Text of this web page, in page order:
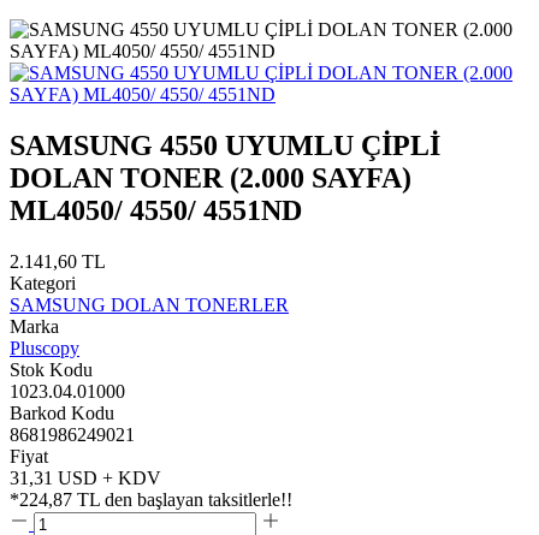
SAMSUNG 4550 UYUMLU ÇİPLİ
DOLAN TONER (2.000 SAYFA)
ML4050/ 4550/ 4551ND
2.141,60 TL
Kategori
SAMSUNG DOLAN TONERLER
Marka
Pluscopy
Stok Kodu
1023.04.01000
Barkod Kodu
8681986249021
Fiyat
31,31 USD + KDV
*224,87 TL den başlayan taksitlerle!!